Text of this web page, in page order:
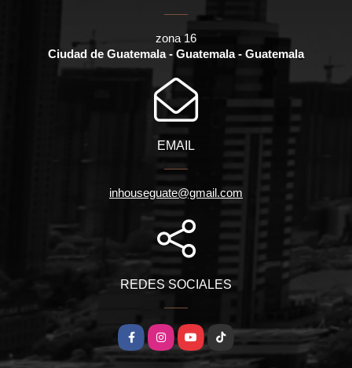
zona 16
Ciudad de Guatemala - Guatemala - Guatemala
EMAIL
inhouseguate@gmail.com
REDES SOCIALES
FacebookInstagramYouTubeTikTok